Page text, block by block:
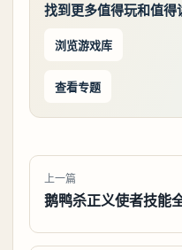
找到更多值得玩和值得
浏览游戏库
查看专题
上一篇
鹅鸭杀正义使者技能